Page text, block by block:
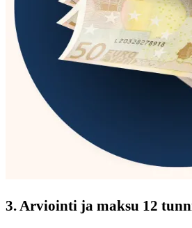
3. Arviointi ja maksu 12